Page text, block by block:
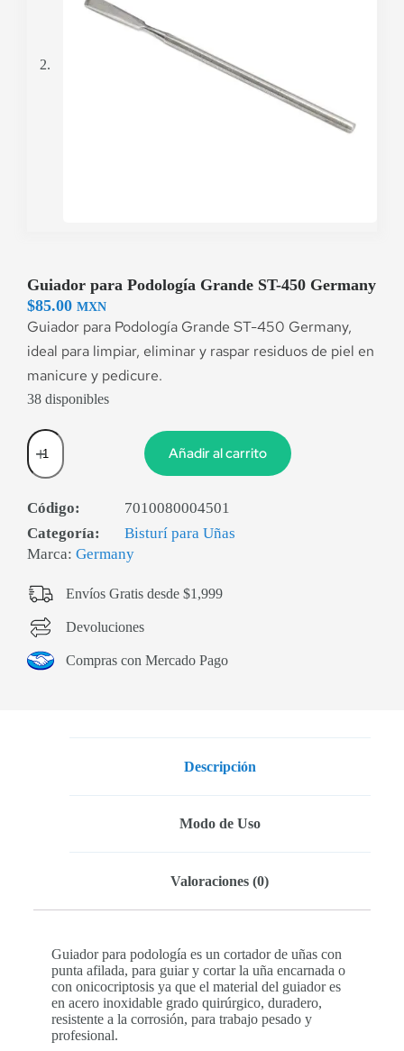
Guiador para Podología Grande ST-450 Germany
$85.00 MXN
Guiador para Podología Grande ST-450 Germany,
ideal para limpiar, eliminar y raspar residuos de piel en
manicure y pedicure.
38 disponibles
Añadir al carrito
Código:
7010080004501
Categoría:
Bisturí para Uñas
Marca: Germany
Envíos Gratis desde $1,999
Devoluciones
Compras con Mercado Pago
Descripción
Modo de Uso
Valoraciones (0)
Guiador para podología es un cortador de uñas con
punta afilada, para guiar y cortar la uña encarnada o
con onicocriptosis ya que el material del guiador es
en acero inoxidable grado quirúrgico, duradero,
resistente a la corrosión, para trabajo pesado y
profesional.